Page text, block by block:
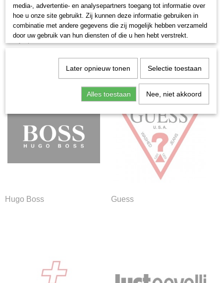
Hugo Boss
Guess
Olympic
Hugo Boss Guess
media-, advertentie- en analysepartners toegang tot informatie over
hoe u onze site gebruikt. Zij kunnen deze informatie gebruiken in
combinatie met andere gegevens die zij mogelijk hebben verzameld
door uw gebruik van hun diensten of die u hen hebt verstrekt.
Later opnieuw tonen Selectie toestaan
Alles toestaan Nee, niet akkoord